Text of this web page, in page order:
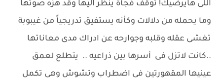
اللى هايرضيك! توقف فجأة ينظر اليها وقد هزه صوتها
وما يحمله من دلالات وكأنه يستفيق تدريجياً من غيبوبة
تغشى عقله وقلبه وجوارحه عن ادراك مدى معاناتها
..كانت لاتزل فى أسرها بين ذراعيه .. يتطلع لعمق
عينيها المقهورتين فى اضطراب وتشوش وهى تكمل